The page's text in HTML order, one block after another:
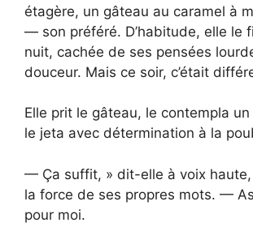
étagère, un gâteau au caramel à
— son préféré. D’habitude, elle le
nuit, cachée de ses pensées
douceur. Mais ce soir, c’était
Elle prit le gâteau, le contempla
le jeta avec détermination à la
— Ça suffit, » dit-elle à voix
la force de ses propres mots. —
pour moi.